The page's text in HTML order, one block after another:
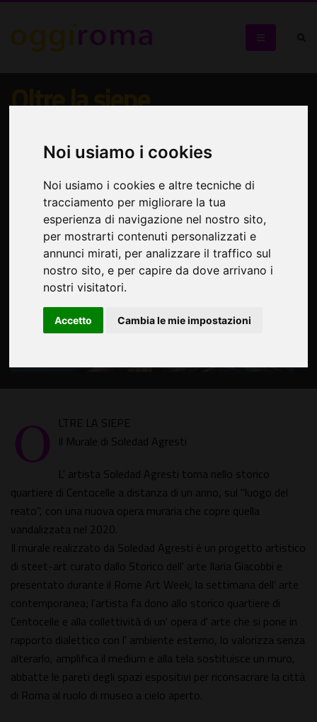
Noi usiamo i cookies
Noi usiamo i cookies e altre tecniche di
tracciamento per migliorare la tua
esperienza di navigazione nel nostro sito,
per mostrarti contenuti personalizzati e
annunci mirati, per analizzare il traffico sul
nostro sito, e per capire da dove arrivano i
nostri visitatori.
Accetto Cambia le mie impostazioni
Oltre la siepe
O LTRE LA SIEPE
Il Murale di Soledad Agresti
L' artista Soledad Agresti torna nello storico
quartiere di Centocelle a distanza di un anno, sul "luogo del
reato", con una nuova opera muraria che copre quella
vandalizzata nel 2020.
Il murale realizzato da Soledad Agresti è un progetto artistico
di steet-art curato dallo Storico dell' arte Ilaria Giacobbi e
presentato durante il Rome Art Week, la settimana dell' arte
contemporanea; l'artista fa dono allo storico quartiere di
Centocelle e alla collettività di un' opera d' arte che si pone in
rapporto dialettico con l' ambiente esterno, lo valorizza senza
alterarlo, amplifica il medium e alla tela sostituisce un muro,
abbatte le pareti degli spazi espositivi per riconsacrare la città
di Roma al ruolo di museo a cielo aperto.